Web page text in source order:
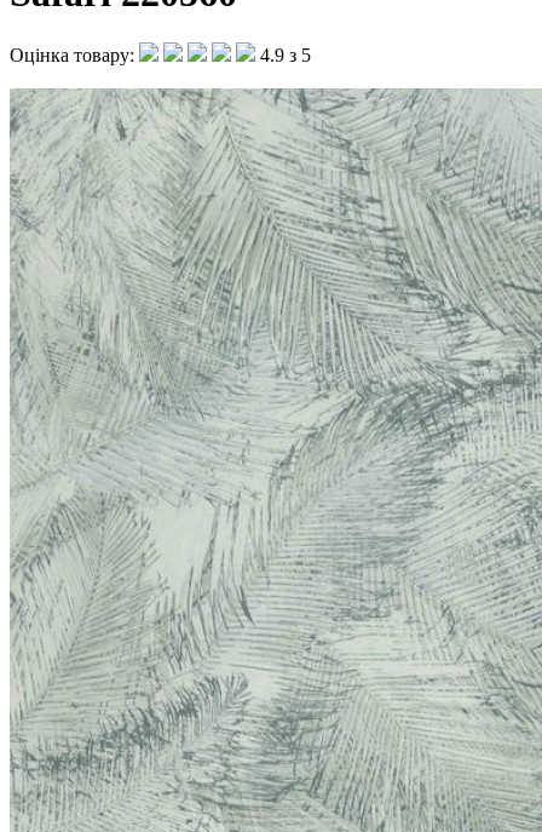
Оцінка товару: 4.9 з 5